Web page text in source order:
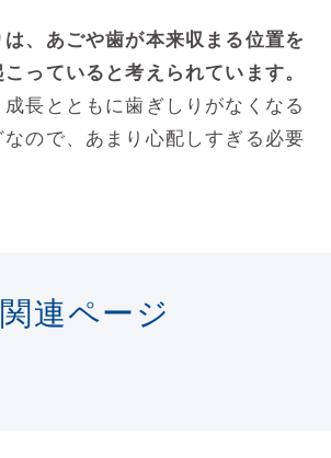
、あごや歯が本来収まる位置を
っていると考えられています。
長とともに歯ぎしりがなくなる
ので、 あまり心配しすぎる必要
関連ページ